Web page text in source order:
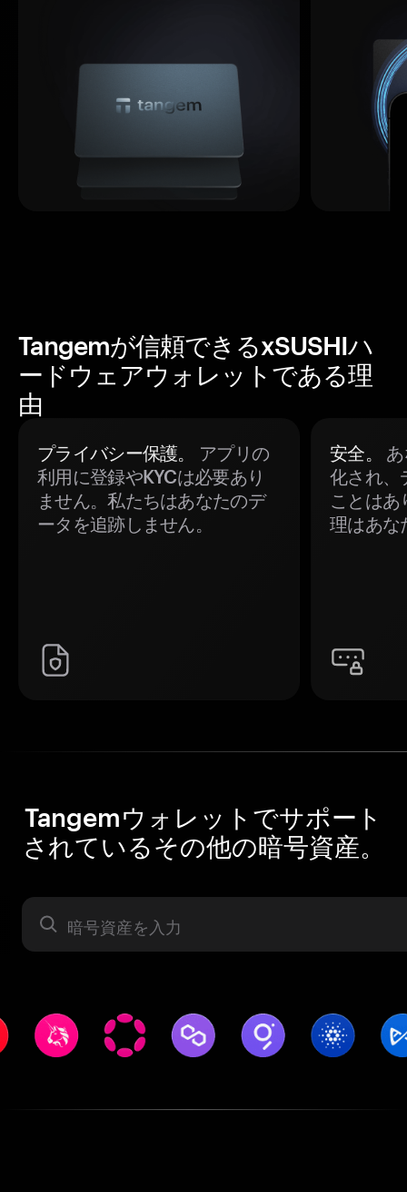
Tangemが信頼できるxSUSHIハ
ードウェアウォレットである理
由
プライバシー保護。
アプリの
利用に登録やKYCは必要あり
ません。私たちはあなたのデ
ータを追跡しません。
安全。
化され、
ことはあ
理はあな
Tangemウォレットでサポート
されているその他の暗号資産。
暗号資産